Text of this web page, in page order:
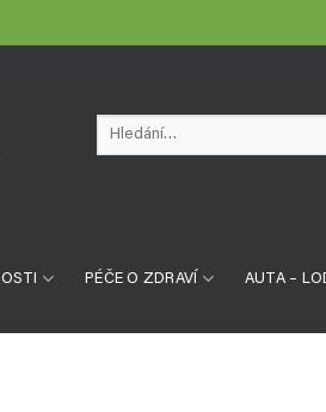
Hledat:
PÉČE O ZDRAVÍ AUTA –